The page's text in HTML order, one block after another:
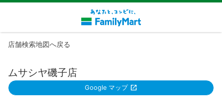
店舗検索地図へ戻る
ムサシヤ磯子店
Google マップ